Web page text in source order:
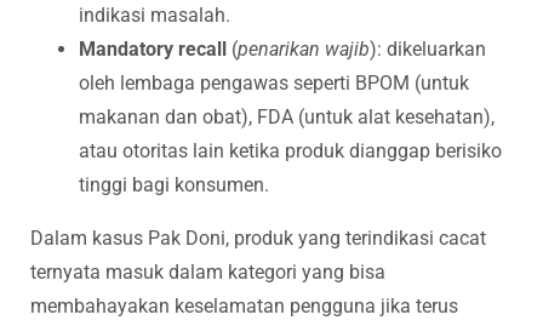
indikasi masalah.
Mandatory recall (penarikan wajib): dikeluarkan
oleh lembaga pengawas seperti BPOM (untuk
makanan dan obat), FDA (untuk alat kesehatan),
atau otoritas lain ketika produk dianggap berisiko
tinggi bagi konsumen.
Dalam kasus Pak Doni, produk yang terindikasi cacat
ternyata masuk dalam kategori yang bisa
membahayakan keselamatan pengguna jika terus